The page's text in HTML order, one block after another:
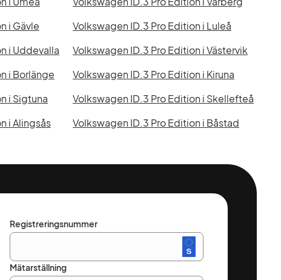
i Gävle
Volkswagen ID.3 Pro Edition i Luleå
i Uddevalla
Volkswagen ID.3 Pro Edition i Västervik
i Borlänge
Volkswagen ID.3 Pro Edition i Kiruna
i Sigtuna
Volkswagen ID.3 Pro Edition i Skellefteå
i Alingsås Volkswagen ID.3 Pro Edition i Båstad
Registreringsnummer
Mätarställning